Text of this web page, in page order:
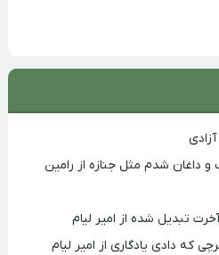
داغان شدم مثل جنازه از رامین
تبدیل شده از امیر لیام
که دادی یادگاری از امیر لیام